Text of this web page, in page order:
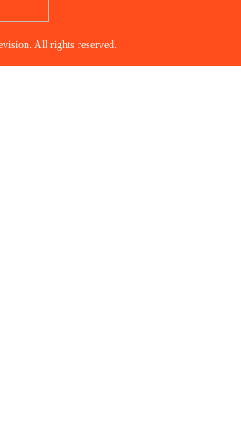
All rights reserved.